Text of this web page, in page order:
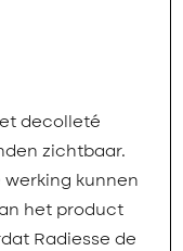
decolleté
zichtbaar.
kunnen
het product
Radiesse de